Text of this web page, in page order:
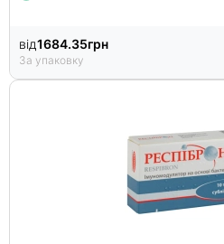
від1684.35грн
За упаковку